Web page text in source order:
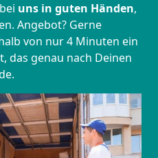
uns in guten Händen,
Angebot? Gerne
von nur 4 Minuten ein
das genau nach Deinen